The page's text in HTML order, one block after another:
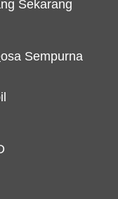
Sekarang
osa Sempurna